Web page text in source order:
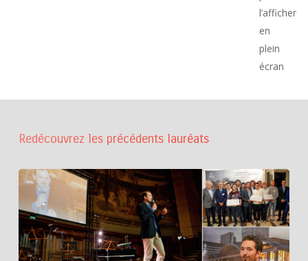
l’afficher
en
plein
écran
Redécouvrez les précédents lauréats